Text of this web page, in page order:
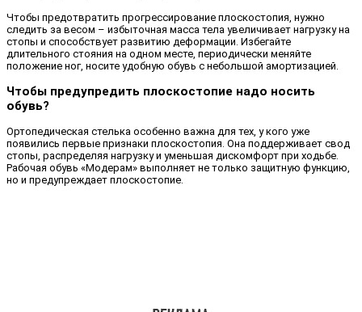
Чтобы предотвратить прогрессирование плоскостопия, нужно
следить за весом – избыточная масса тела увеличивает нагрузку на
стопы и способствует развитию деформации. Избегайте
длительного стояния на одном месте, периодически меняйте
положение ног, носите удобную обувь с небольшой амортизацией.
Чтобы предупредить плоскостопие надо носить
обувь?
Ортопедическая стелька особенно важна для тех, у кого уже
появились первые признаки плоскостопия. Она поддерживает свод
стопы, распределяя нагрузку и уменьшая дискомфорт при ходьбе.
Рабочая обувь «Модерам» выполняет не только защитную функцию,
но и предупреждает плоскостопие.